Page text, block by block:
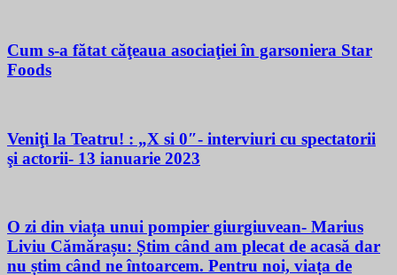
Cum s-a fătat căţeaua asociaţiei în garsoniera Star
Foods
Veniţi la Teatru! : „X si 0″- interviuri cu spectatorii
şi actorii- 13 ianuarie 2023
O zi din viața unui pompier giurgiuvean- Marius
Liviu Cămărașu: Știm când am plecat de acasă dar
nu știm când ne întoarcem. Pentru noi, viața de